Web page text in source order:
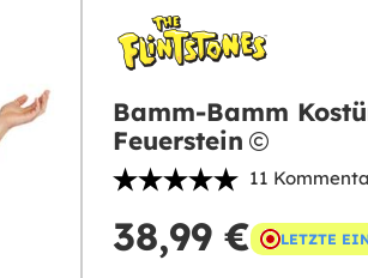
Bamm-Bamm
Feuerstein
11
38,99 € LETZTE